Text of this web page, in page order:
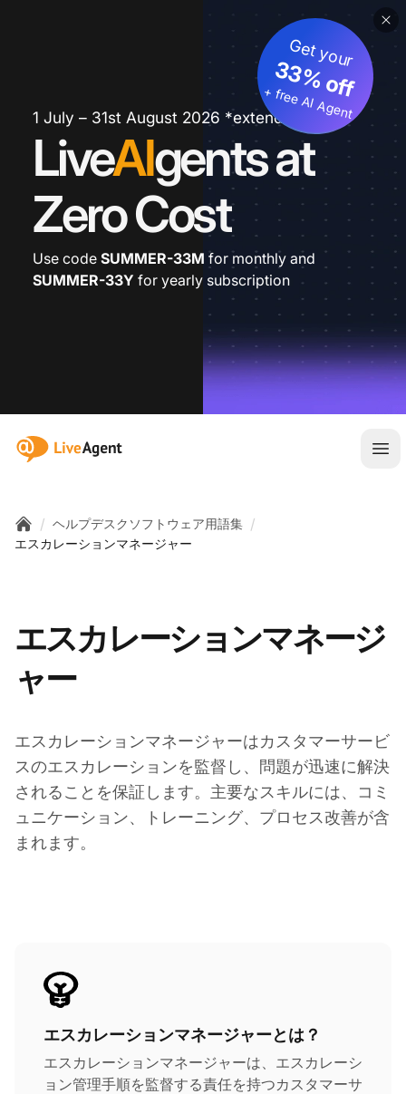
1 July – 31st August 2026 *extended
LiveAIgents at
Zero Cost
Get your
33% off
+ free AI Agent
Use code SUMMER-33M for monthly and
SUMMER-33Y for yearly subscription
:site.title
メ
Home
/ ヘルプデスクソフトウェア用語集 /
エスカレーションマネージャー
エスカレーションマネージ
ャー
エスカレーションマネージャーはカスタマーサービ
スのエスカレーションを監督し、問題が迅速に解決
されることを保証します。主要なスキルには、コミ
ュニケーション、トレーニング、プロセス改善が含
まれます。
エスカレーションマネージャーとは？
エスカレーションマネージャーは、エスカレーシ
ョン管理手順を監督する責任を持つカスタマーサ